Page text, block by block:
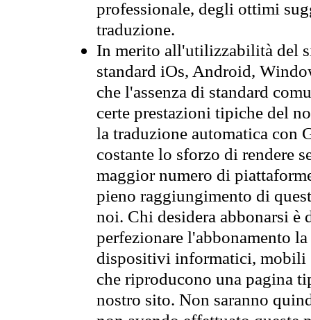
professionale, degli ottimi
traduzione.
In merito all'utilizzabilità del
standard iOs, Android,
che l'assenza di standard
certe prestazioni tipiche del
la traduzione automatica con
costante lo sforzo di rendere
maggior numero di
pieno raggiungimento di
noi. Chi desidera abbonarsi
perfezionare l'abbonamento
dispositivi informatici, mobili
che riproducono una pagina
nostro sito. Non saranno